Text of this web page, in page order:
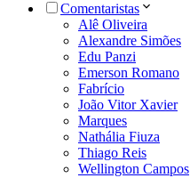
Comentaristas
Alê Oliveira
Alexandre Simões
Edu Panzi
Emerson Romano
Fabrício
João Vitor Xavier
Marques
Nathália Fiuza
Thiago Reis
Wellington Campos